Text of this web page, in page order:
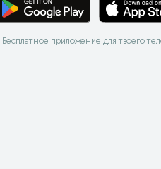
Бесплатное приложение для твоего